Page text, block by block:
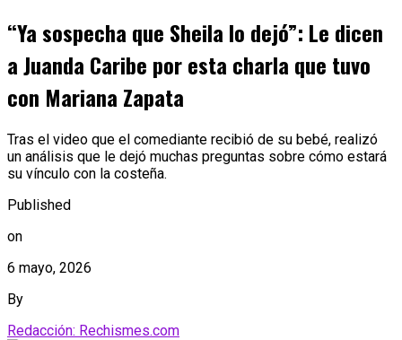
“Ya sospecha que Sheila lo dejó”: Le dicen
a Juanda Caribe por esta charla que tuvo
con Mariana Zapata
Tras el video que el comediante recibió de su bebé, realizó
un análisis que le dejó muchas preguntas sobre cómo estará
su vínculo con la costeña.
Published
on
6 mayo, 2026
By
Redacción: Rechismes.com